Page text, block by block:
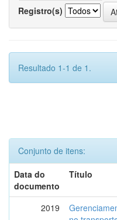
Registro(s)
Resultado 1-1 de 1.
Conjunto de itens:
Data do
documento
Título
2019